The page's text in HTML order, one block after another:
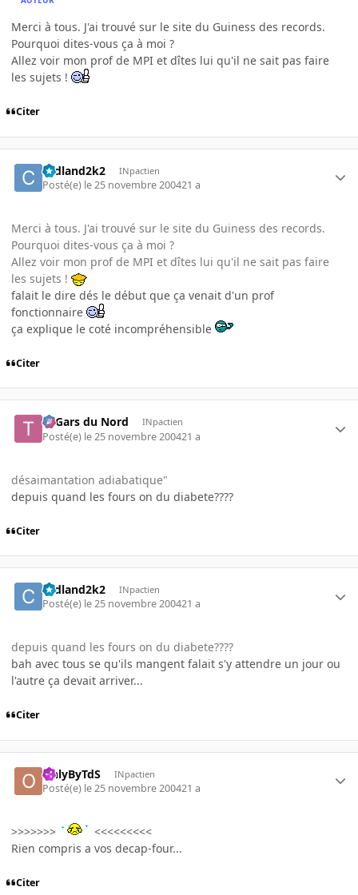
Merci à tous. J'ai trouvé sur le site du Guiness des records.
Pourquoi dites-vous ça à moi ?
Allez voir mon prof de MPI et dîtes lui qu'il ne sait pas faire
les sujets !
Citer
cedland2k2 INpactien
Posté(e) le 25 novembre 200421 a
Merci à tous. J'ai trouvé sur le site du Guiness des records.
Pourquoi dites-vous ça à moi ?
Allez voir mon prof de MPI et dîtes lui qu'il ne sait pas faire
les sujets !
falait le dire dés le début que ça venait d'un prof
fonctionnaire
ça explique le coté incompréhensible
Citer
Ti Gars du Nord INpactien
Posté(e) le 25 novembre 200421 a
désaimantation adiabatique"
depuis quand les fours on du diabete????
Citer
cedland2k2 INpactien
Posté(e) le 25 novembre 200421 a
depuis quand les fours on du diabete????
bah avec tous se qu'ils mangent falait s'y attendre un jour ou
l'autre ça devait arriver...
Citer
OnlyByTdS INpactien
Posté(e) le 25 novembre 200421 a
>>>>>>>
<<<<<<<<<
Rien compris a vos decap-four...
Citer